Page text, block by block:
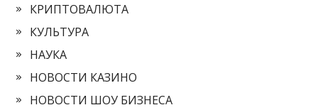
КРИПТОВАЛЮТА
КУЛЬТУРА
НАУКА
НОВОСТИ КАЗИНО
НОВОСТИ ШОУ БИЗНЕСА